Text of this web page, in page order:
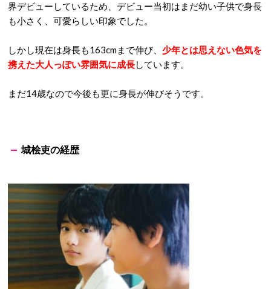
界デビューしているため、デビュー当初はまだ幼い子供で身長
も小さく、可愛らしい印象でした。
しかし現在は身長も163cmまで伸び、 少年とは思えない色気を
携えた大人っぽい雰囲気に成長しています。
まだ14歳なので今後も更に身長が伸びそうです。
城桧吏の経歴